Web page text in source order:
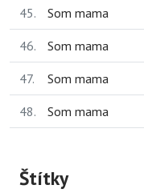
45. Som mama
46. Som mama
47. Som mama
48. Som mama
Štítky